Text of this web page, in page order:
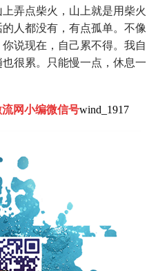
弄点柴火，山上就是用柴火
人都没有，有点孤单。不像
说现在，自己累不得。我自
很累。只能慢一点，休息一
网小编微信号wind_1917